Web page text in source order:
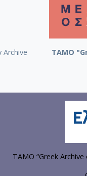
Archive
ΤΑΜΟ
TAMO “Greek